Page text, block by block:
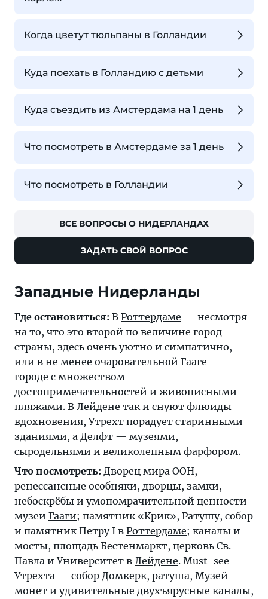
Когда цветут тюльпаны в Голландии
Куда поехать в Голландию с детьми
Куда съездить из Амстердама на 1 день
Что посмотреть в Амстердаме за 1 день
Что посмотреть в Голландии
ВСЕ ВОПРОСЫ О НИДЕРЛАНДАХ
ЗАДАТЬ СВОЙ ВОПРОС
Западные Нидерланды
Где остановиться: В Роттердаме — несмотря
на то, что это второй по величине город
страны, здесь очень уютно и симпатично,
или в не менее очаровательной Гааге —
городе с множеством
достопримечательностей и живописными
пляжами. В Лейдене так и снуют флюиды
вдохновения, Утрехт порадует старинными
зданиями, а Делфт — музеями,
сыродельнями и великолепным фарфором.
Что посмотреть: Дворец мира ООН,
ренессансные особняки, дворцы, замки,
небоскрёбы и умопомрачительной ценности
музеи Гааги; памятник «Крик», Ратушу, собор
и памятник Петру I в Роттердаме; каналы и
мосты, площадь Бестенмаркт, церковь Св.
Павла и Университет в Лейдене. Must-see
Утрехта — собор Домкерк, ратуша, Музей
монет и удивительные двухъярусные каналы,